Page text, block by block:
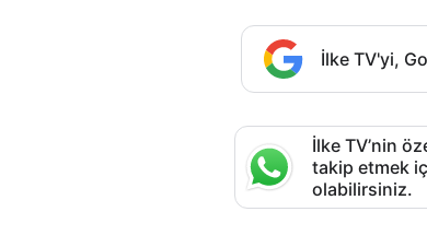
İlke TV'yi,
İlke TV’nin
takip etmek
olabilirsiniz.